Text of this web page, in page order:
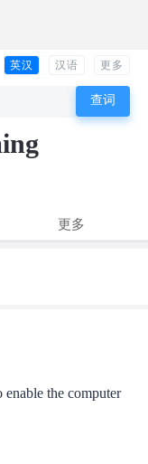
英汉 汉语 更多
更多
enable the computer